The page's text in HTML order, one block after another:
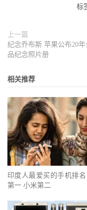
标
上一篇
纪念乔布斯 苹果公布20年
品纪念照片册
相关推荐
印度人最爱买的手机排
第一 小米第二